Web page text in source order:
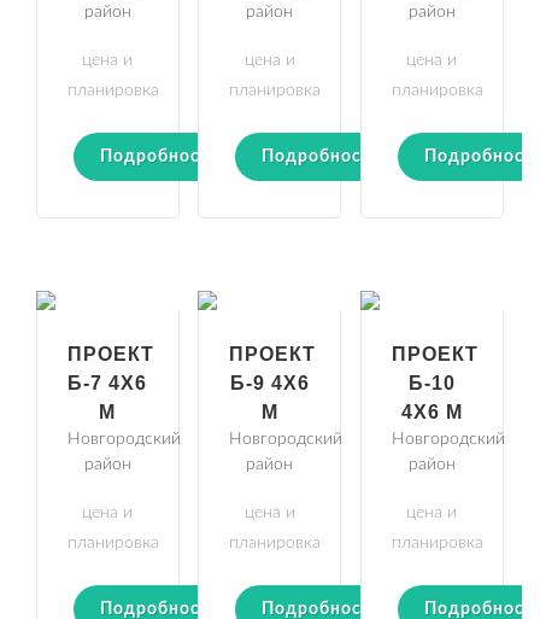
район
цена и
планировка
Подробности
район
цена и
планировка
Подробности
район
цена и
планировка
ПРОЕКТ
Б-7 4Х6
М
Новгородский
район
цена и
планировка
Подробности
ПРОЕКТ
Б-9 4Х6
М
Новгородский
район
цена и
планировка
Подробности
ПРОЕКТ
Б-10
4Х6 М
Новгородский
район
цена и
планировка